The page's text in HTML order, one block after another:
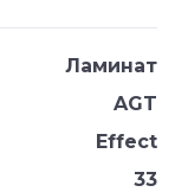
Ламинат
AGT
Effect
33